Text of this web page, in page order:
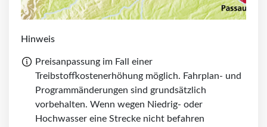
Hinweis
Preisanpassung im Fall einer
Treibstoffkostenerhöhung möglich. Fahrplan- und
Programmänderungen sind grundsätzlich
vorbehalten. Wenn wegen Niedrig- oder
Hochwasser eine Strecke nicht befahren